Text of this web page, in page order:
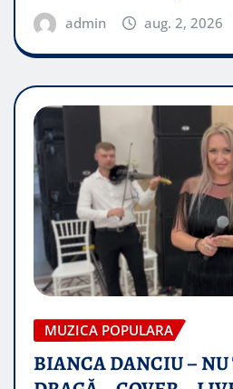
admin aug. 2, 2026
MUZICA POPULARA
BIANCA DANCIU – NU